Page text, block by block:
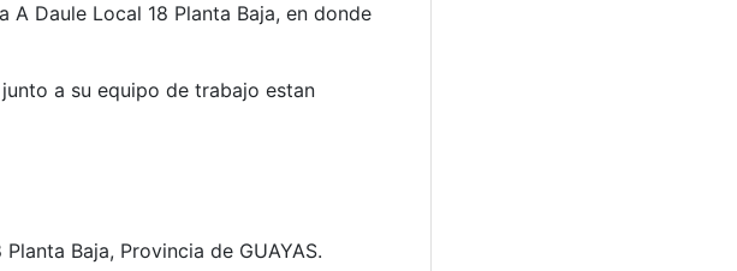
Daule Local 18 Planta Baja, en donde
a su equipo de trabajo estan
Baja, Provincia de GUAYAS.